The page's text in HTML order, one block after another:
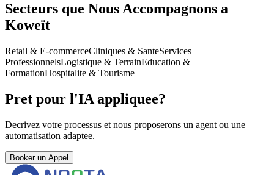
Secteurs que Nous Accompagnons a
Koweït
Retail & E-commerceCliniques & SanteServices
ProfessionnelsLogistique & TerrainEducation &
FormationHospitalite & Tourisme
Pret pour l'IA appliquee?
Decrivez votre processus et nous proposerons un agent ou une
automatisation adaptee.
Booker un Appel